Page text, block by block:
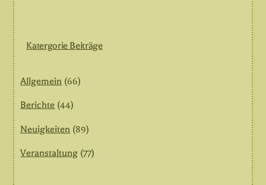
Katergorie Beiträge
Allgemein (66)
Berichte (44)
Neuigkeiten (89)
Veranstaltung (77)